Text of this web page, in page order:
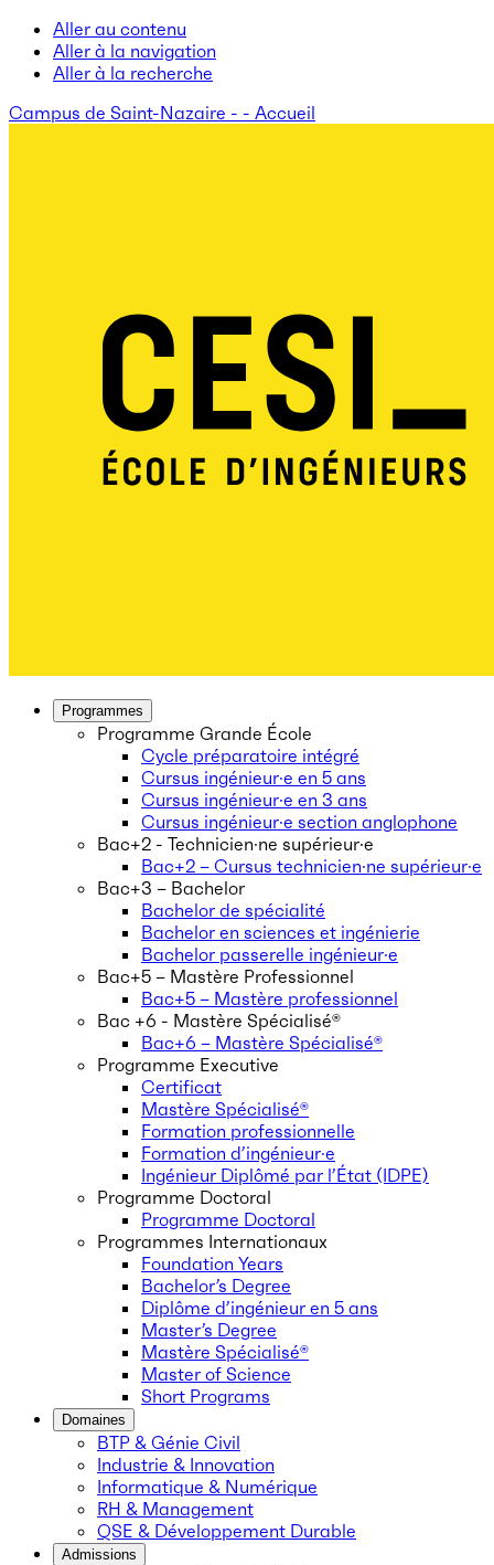
Aller au contenu
Aller à la navigation
Aller à la recherche
Campus de Saint-Nazaire - - Accueil
Programmes
Programme Grande École
Cycle préparatoire intégré
Cursus ingénieur·e en 5 ans
Cursus ingénieur·e en 3 ans
Cursus ingénieur·e section anglophone
Bac+2 - Technicien·ne supérieur·e
Bac+2 – Cursus technicien·ne supérieur·e
Bac+3 – Bachelor
Bachelor de spécialité
Bachelor en sciences et ingénierie
Bachelor passerelle ingénieur·e
Bac+5 – Mastère Professionnel
Bac+5 – Mastère professionnel
Bac +6 - Mastère Spécialisé®
Bac+6 – Mastère Spécialisé®
Programme Executive
Certificat
Mastère Spécialisé®
Formation professionnelle
Formation d’ingénieur·e
Ingénieur Diplômé par l’État (IDPE)
Programme Doctoral
Programme Doctoral
Programmes Internationaux
Foundation Years
Bachelor’s Degree
Diplôme d’ingénieur en 5 ans
Master’s Degree
Mastère Spécialisé®
Master of Science
Short Programs
Domaines
BTP & Génie Civil
Industrie & Innovation
Informatique & Numérique
RH & Management
QSE & Développement Durable
Admissions